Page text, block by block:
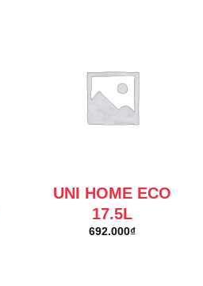
UNI HOME ECO
17.5L
692.000₫